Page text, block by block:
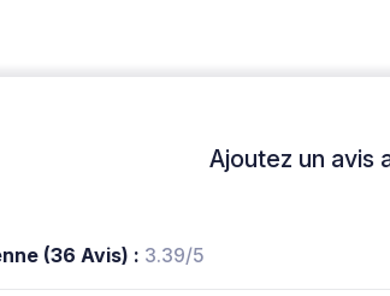
Ajoutez un avis
(36 Avis) : 3.39/5